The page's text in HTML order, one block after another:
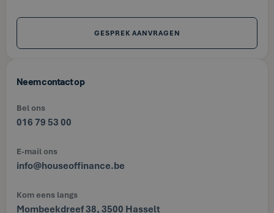
GESPREK AANVRAGEN
Neem contact op
Bel ons
016 79 53 00
E-mail ons
info@houseoffinance.be
Kom eens langs
Mombeekdreef 38, 3500 Hasselt